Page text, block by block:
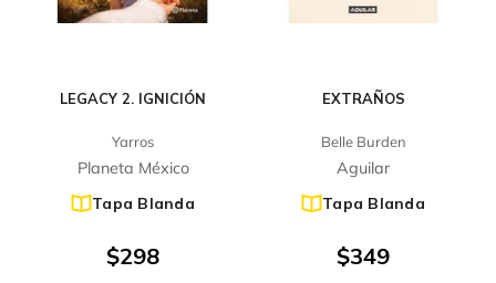
LEGACY 2. IGNICIÓN
Yarros
Planeta México
Tapa Blanda
$298
EXTRAÑOS
Belle Burden
Aguilar
Tapa Blanda
$349